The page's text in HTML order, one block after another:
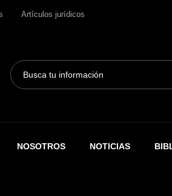
Artículos jurídicos
Search
...
NOSOTROS NOTICIAS